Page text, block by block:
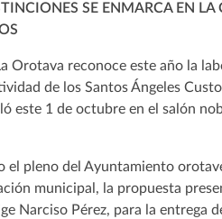
SE ENMARCA EN
Orotava reconoce este año la
de los Santos Ángeles
este 1 de octubre en el salón
el pleno del Ayuntamiento
municipal, la propuesta
Narciso Pérez, para la